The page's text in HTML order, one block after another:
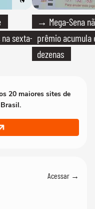
sexta-
→ Mega-Sena
prêmio acumula
dezenas
20 maiores sites de
Acessar →